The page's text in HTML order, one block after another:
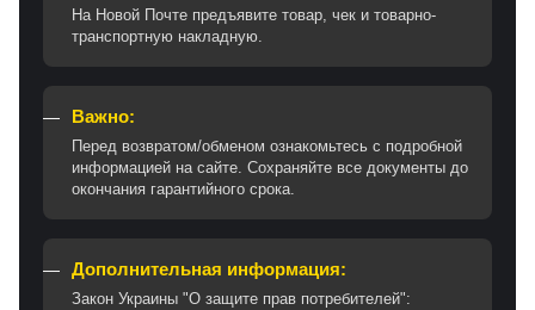
На Новой Почте предъявите товар, чек и товарно-
транспортную накладную.
Важно:
Перед возвратом/обменом ознакомьтесь с подробной
информацией на сайте. Сохраняйте все документы до
окончания гарантийного срока.
Дополнительная информация:
Закон Украины "О защите прав потребителей":